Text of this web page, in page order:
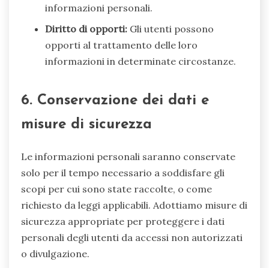
informazioni personali.
Diritto di opporti: Gli utenti possono
opporti al trattamento delle loro
informazioni in determinate circostanze.
6. Conservazione dei dati e
misure di sicurezza
Le informazioni personali saranno conservate
solo per il tempo necessario a soddisfare gli
scopi per cui sono state raccolte, o come
richiesto da leggi applicabili. Adottiamo misure di
sicurezza appropriate per proteggere i dati
personali degli utenti da accessi non autorizzati
o divulgazione.